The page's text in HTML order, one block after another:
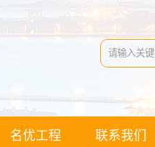
名优工程 联系我们